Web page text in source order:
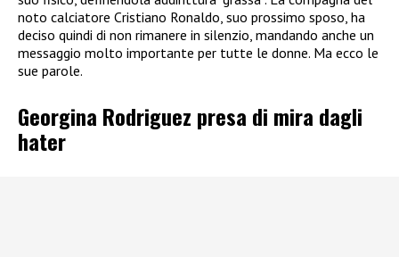
noto calciatore Cristiano Ronaldo, suo prossimo sposo, ha
deciso quindi di non rimanere in silenzio, mandando anche un
messaggio molto importante per tutte le donne. Ma ecco le
sue parole.
Georgina Rodriguez presa di mira dagli
hater